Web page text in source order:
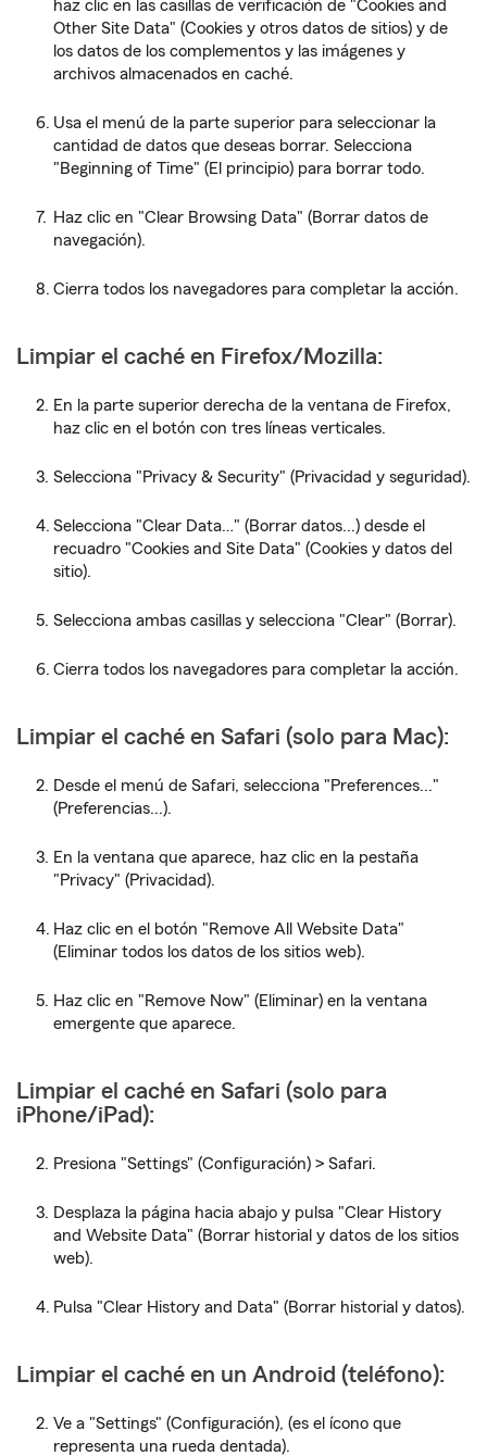
haz clic en las casillas de verificación de "Cookies and
Other Site Data" (Cookies y otros datos de sitios) y de
los datos de los complementos y las imágenes y
archivos almacenados en caché.
Usa el menú de la parte superior para seleccionar la
cantidad de datos que deseas borrar. Selecciona
"Beginning of Time" (El principio) para borrar todo.
Haz clic en "Clear Browsing Data" (Borrar datos de
navegación).
Cierra todos los navegadores para completar la acción.
Limpiar el caché en Firefox/Mozilla:
En la parte superior derecha de la ventana de Firefox,
haz clic en el botón con tres líneas verticales.
Selecciona "Privacy & Security" (Privacidad y seguridad).
Selecciona "Clear Data…" (Borrar datos...) desde el
recuadro "Cookies and Site Data" (Cookies y datos del
sitio).
Selecciona ambas casillas y selecciona "Clear" (Borrar).
Cierra todos los navegadores para completar la acción.
Limpiar el caché en Safari (solo para Mac):
Desde el menú de Safari, selecciona "Preferences..."
(Preferencias...).
En la ventana que aparece, haz clic en la pestaña
"Privacy" (Privacidad).
Haz clic en el botón "Remove All Website Data"
(Eliminar todos los datos de los sitios web).
Haz clic en "Remove Now" (Eliminar) en la ventana
emergente que aparece.
Limpiar el caché en Safari (solo para
iPhone/iPad):
Presiona "Settings" (Configuración) > Safari.
Desplaza la página hacia abajo y pulsa "Clear History
and Website Data" (Borrar historial y datos de los sitios
web).
Pulsa "Clear History and Data" (Borrar historial y datos).
Limpiar el caché en un Android (teléfono):
Ve a "Settings" (Configuración), (es el ícono que
representa una rueda dentada).